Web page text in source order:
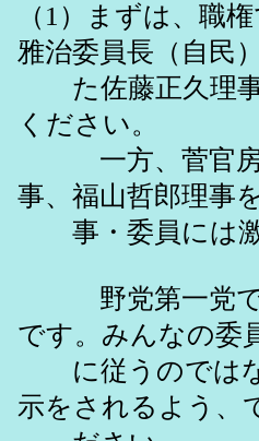
（1）まずは、職
雅治委員長（自民
た佐藤正久理事
ください。
一方、菅官房長
事、福山哲郎理事
事・委員には激
野党第一党で
です。みんなの委
に従うのではな
示をされるよう、